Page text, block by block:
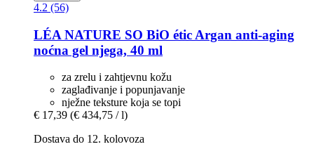
4.2 (56)
LÉA NATURE SO BiO étic Argan anti-​aging
noćna gel njega, 40 ml
za zrelu i zahtjevnu kožu
zaglađivanje i popunjavanje
nježne teksture koja se topi
€ 17,39 (€ 434,75 / l)
Dostava do 12. kolovoza